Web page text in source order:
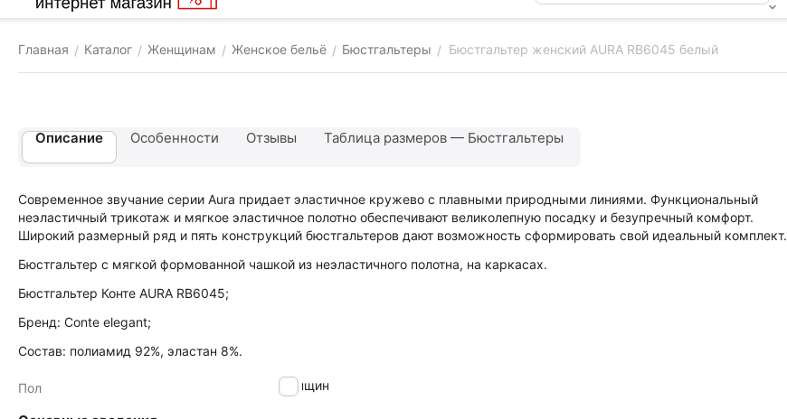
Главная / Каталог / Женщинам / Женское бельё / Бюстгальтеры / Бюстгальтер женский AURA RB6045 белый
Описание Особенности Отзывы Таблица размеров — Бюстгальтеры
Современное звучание серии Aura придает эластичное кружево с плавными природными линиями. Функциональный
неэластичный трикотаж и мягкое эластичное полотно обеспечивают великолепную посадку и безупречный комфорт.
Широкий размерный ряд и пять конструкций бюстгальтеров дают возможность сформировать свой идеальный комплект.
Бюстгальтер с мягкой формованной чашкой из неэластичного полотна, на каркасах.
Бюстгальтер Конте AURA RB6045;
Бренд: Conte elegant;
Состав: полиамид 92%, эластан 8%.
Пол женщин